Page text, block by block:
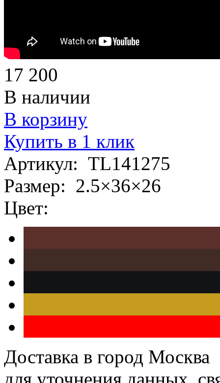
17 200
В наличии
В корзину
Купить в 1 клик
Артикул: TL141275
Размер: 2.5×36×26
Цвет:
Доставка в город Москва
для уточнения данных,